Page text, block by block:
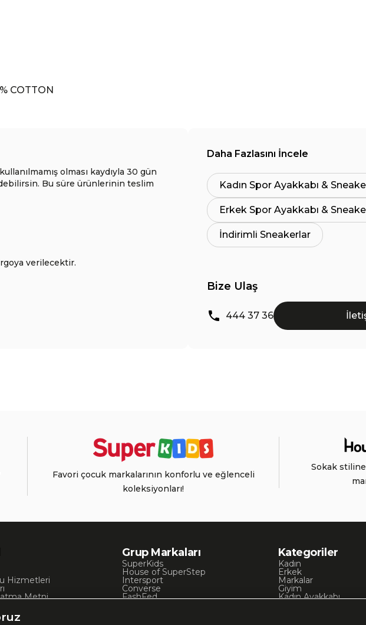
COTTON
olması kaydıyla 30 gün
Bu süre ürünlerinin teslim
verilecektir.
Daha Fazlasını İncele
Kadın Spor Ayakkabı &
Erkek Spor Ayakkabı &
İndirimli Sneakerlar
Bize Ulaş
444 37 36
Favori çocuk markalarının konforlu ve eğlenceli
koleksiyonları!
Sokak
Hizmetleri
Metni
Grup Markaları
SuperKids
House of SuperStep
Intersport
Converse
FashFed
Kategoriler
Kadın
Erkek
Markalar
Giyim
Kadın Ayakkabı